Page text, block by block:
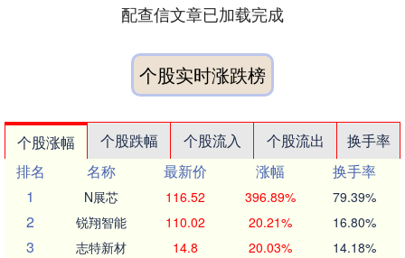
配查信文章已加载完成
个股实时涨跌榜
个股涨幅 个股跌幅 个股流入 个股流出
换手率
排名
名称 最新价 涨幅
换手率
1
N展芯 116.52 396.89% 79.39%
2 锐翔智能 110.02 20.21% 16.80%
3 志特新材 14.8 20.03% 14.18%